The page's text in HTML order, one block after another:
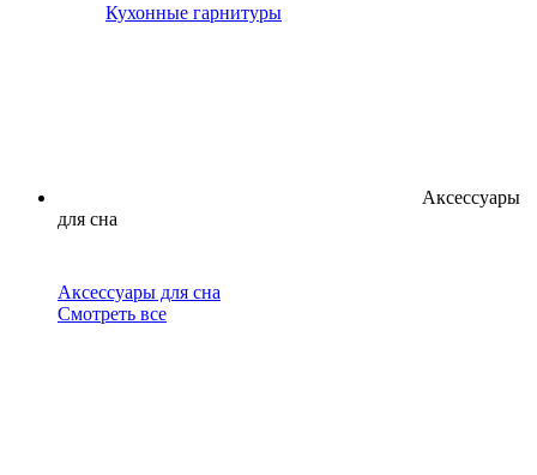
Кухонные гарнитуры
Аксессуары
для сна
Аксессуары для сна
Смотреть все